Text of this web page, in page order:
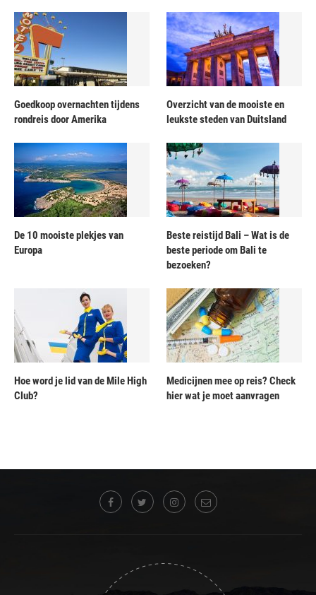
Goedkoop overnachten tijdens
rondreis door Amerika
Overzicht van de mooiste en
leukste steden van Duitsland
De 10 mooiste plekjes van
Europa
Beste reistijd Bali – Wat is de
beste periode om Bali te
bezoeken?
Hoe word je lid van de Mile High
Club?
Medicijnen mee op reis? Check
hier wat je moet aanvragen